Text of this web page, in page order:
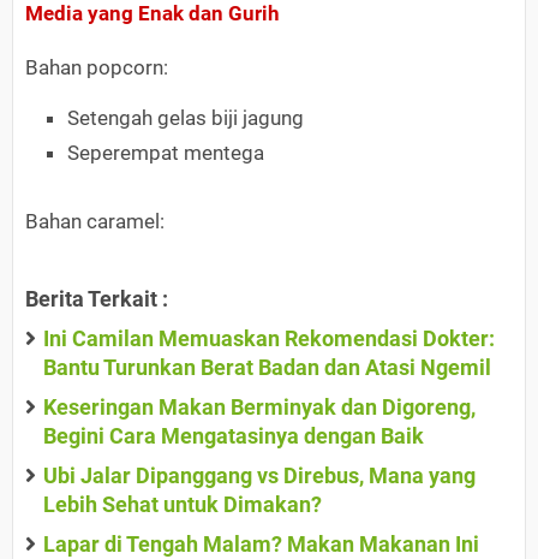
Media yang Enak dan Gurih
Bahan popcorn:
Setengah gelas biji jagung
Seperempat mentega
Bahan caramel:
Berita Terkait :
Ini Camilan Memuaskan Rekomendasi Dokter:
Bantu Turunkan Berat Badan dan Atasi Ngemil
Keseringan Makan Berminyak dan Digoreng,
Begini Cara Mengatasinya dengan Baik
Ubi Jalar Dipanggang vs Direbus, Mana yang
Lebih Sehat untuk Dimakan?
Lapar di Tengah Malam? Makan Makanan Ini